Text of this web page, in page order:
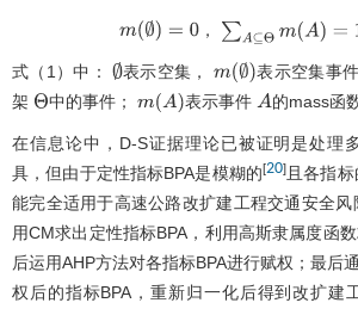
m(∅)=0 ， ∑A⊆Θm(A)=1
式（1）中： ∅表示空集， m(∅)表示空集事
架 Θ中的事件； m(A) 表示事件 A 的mass函数
在信息论中，D-S证据理论已被证明是处理
具，但由于定性指标BPA是模糊的[20] 且各指
能完全适用于高速公路改扩建工程交通安全风
用CM求出定性指标BPA，利用高斯隶属度函
后运用AHP方法对各指标BPA进行赋权；最后
权后的指标BPA，重新归一化后得到改扩建